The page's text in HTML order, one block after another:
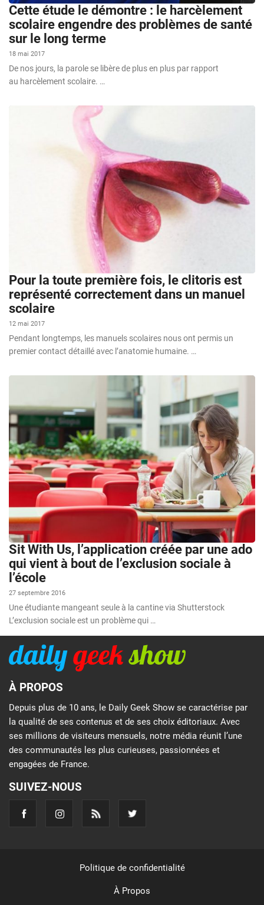
Cette étude le démontre : le harcèlement
scolaire engendre des problèmes de santé
sur le long terme
18 mai 2017
De nos jours, la parole se libère de plus en plus par rapport
au harcèlement scolaire. …
Pour la toute première fois, le clitoris est
représenté correctement dans un manuel
scolaire
12 mai 2017
Pendant longtemps, les manuels scolaires nous ont permis un
premier contact détaillé avec l’anatomie humaine. …
Sit With Us, l’application créée par une ado
qui vient à bout de l’exclusion sociale à
l’école
27 septembre 2016
Une étudiante mangeant seule à la cantine via Shutterstock
L’exclusion sociale est un problème qui …
À PROPOS
Depuis plus de 10 ans, le Daily Geek Show se caractérise par
la qualité de ses contenus et de ses choix éditoriaux. Avec
ses millions de visiteurs mensuels, notre média réunit l’une
des communautés les plus curieuses, passionnées et
engagées de France.
SUIVEZ-NOUS
Politique de confidentialité
À Propos